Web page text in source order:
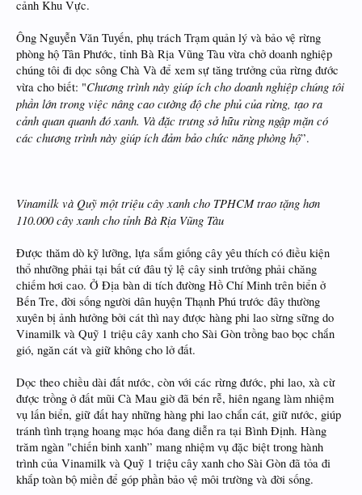
cảnh Khu Vực.
Ông Nguyễn Văn Tuyến, phụ trách Trạm quản lý và bảo vệ rừng
phòng hộ Tân Phước, tỉnh Bà Rịa Vũng Tàu vừa chở doanh nghiệp
chúng tôi đi dọc sông Chà Và để xem sự tăng trưởng của rừng đước
vừa cho biết: "Chương trình này giúp ích cho doanh nghiệp chúng tôi
phần lớn trong việc nâng cao cường độ che phủ của rừng, tạo ra
cảnh quan quanh đó xanh. Và đặc trưng sở hữu rừng ngập mặn có
các chương trình này giúp ích đảm bảo chức năng phòng hộ”.
Vinamilk và Quỹ một triệu cây xanh cho TPHCM trao tặng hơn
110.000 cây xanh cho tỉnh Bà Rịa Vũng Tàu
Được thăm dò kỹ lưỡng, lựa sắm giống cây yêu thích có điều kiện
thổ nhưỡng phải tại bất cứ đâu tỷ lệ cây sinh trưởng phải chăng
chiếm hơi cao. Ở Địa bàn di tích đường Hồ Chí Minh trên biển ở
Bến Tre, đời sống người dân huyện Thạnh Phú trước đây thường
xuyên bị ảnh hưởng bởi cát thì nay được hàng phi lao sừng sững do
Vinamilk và Quỹ 1 triệu cây xanh cho Sài Gòn trồng bao bọc chắn
gió, ngăn cát và giữ không cho lở đất.
Dọc theo chiều dài đất nước, còn với các rừng đước, phi lao, xà cừ
được trồng ở đất mũi Cà Mau giờ đã bén rễ, hiên ngang làm nhiệm
vụ lấn biển, giữ đất hay những hàng phi lao chắn cát, giữ nước, giúp
tránh tình trạng hoang mạc hóa đang diễn ra tại Bình Định. Hàng
trăm ngàn "chiến binh xanh” mang nhiệm vụ đặc biệt trong hành
trình của Vinamilk và Quỹ 1 triệu cây xanh cho Sài Gòn đã tỏa đi
khắp toàn bộ miền để góp phần bảo vệ môi trường và đời sống.